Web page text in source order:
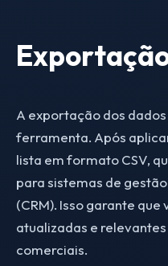
A exportação dos
ferramenta. Após
lista em formato CSV,
para sistemas de
(CRM). Isso garante
atualizadas e
comerciais.